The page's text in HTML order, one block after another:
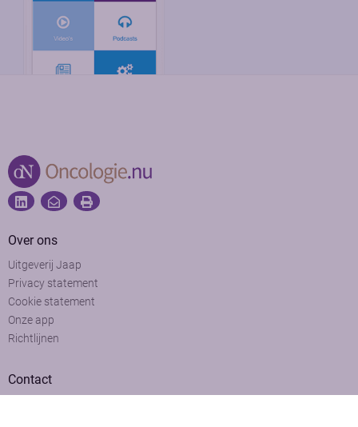
Over ons
Uitgeverij Jaap
Privacy statement
Cookie statement
Onze app
Richtlijnen
Contact